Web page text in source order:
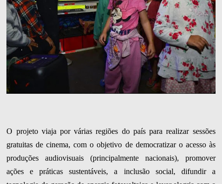
O projeto viaja por várias regiões do país para realizar sessões
gratuitas de cinema, com o objetivo de democratizar o acesso às
produções audiovisuais (principalmente nacionais), promover
ações e práticas sustentáveis, a inclusão social, difundir a